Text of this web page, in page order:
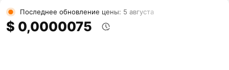
Последнее обновление цены: 5 августа
$ 0,0000075